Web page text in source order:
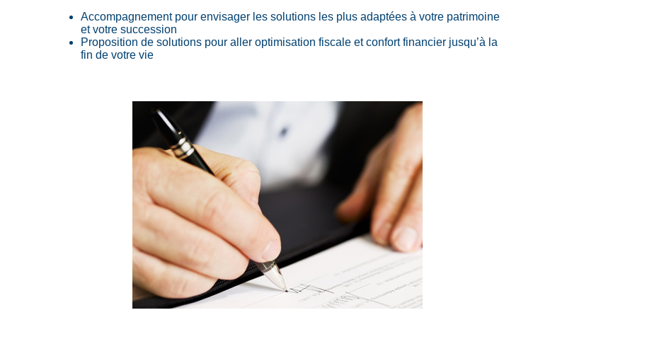
Accompagnement pour envisager les solutions les plus adaptées à votre patrimoine
et votre succession
Proposition de solutions pour aller optimisation fiscale et confort financier jusqu’à la
fin de votre vie